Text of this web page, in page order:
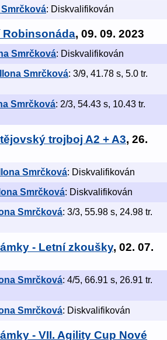
Smrčková: Diskvalifikován
Robinsonáda, 09. 09. 2023
Smrčková: Diskvalifikován
Ilona Smrčková: 3/9, 41.78 s, 5.0 tr.
Smrčková: 2/3, 54.43 s, 10.43 tr.
trojboj A2 + A3, 26.
Ilona Smrčková: Diskvalifikován
Ilona Smrčková: Diskvalifikován
Smrčková: 3/3, 55.98 s, 24.98 tr.
- Letní zkoušky, 02. 07.
Smrčková: 4/5, 66.91 s, 26.91 tr.
Smrčková: Diskvalifikován
- VII. Agility Cup Nové